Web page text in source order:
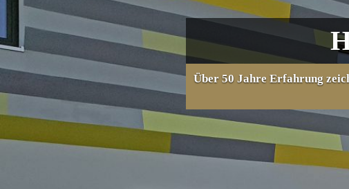
Über 50 Jahre Erfahrung